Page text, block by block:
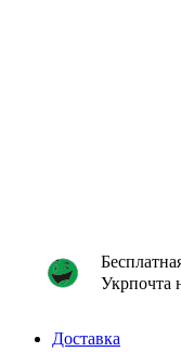
Укрпочта
Доставка